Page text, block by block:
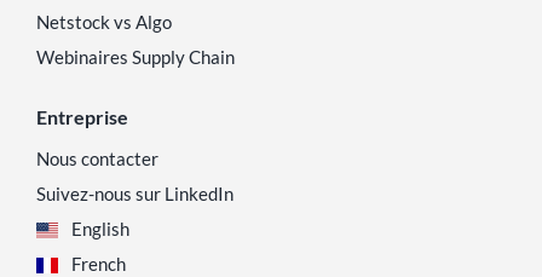
Netstock vs Algo
Webinaires Supply Chain
Entreprise
Nous contacter
Suivez-nous sur LinkedIn
English
French